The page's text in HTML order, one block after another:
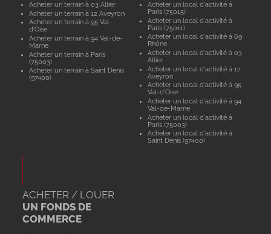
Acheter un terrain à 03 Allier
Acheter un terrain à 12 Aveyron
Acheter un terrain à 95 Val-
d'Oise
Acheter un terrain à 94 Val-de-
Marne
Acheter un terrain à Paris
(75003)
Acheter un terrain à Saint Denis
(97400)
Acheter un local d'activité à
Paris (75015)
Acheter un local d'activité à
Paris (75011)
Acheter un local d'activité à 69
Rhône
Acheter un local d'activité à 03
Allier
Acheter un local d'activité à 12
Aveyron
Acheter un local d'activité à 95
Val-d'Oise
Acheter un local d'activité à 94
Val-de-Marne
Acheter un local d'activité à
Paris (75003)
Acheter un local d'activité à
Saint Denis (97400)
ACHETER / LOUER
UN FONDS DE
COMMERCE